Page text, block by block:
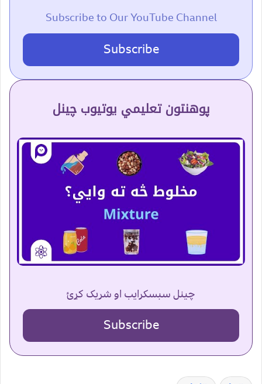
Subscribe to Our YouTube Channel
Subscribe
پوهنتون تعلیمي یوتیوب چینل
چینل سبسکرایب او شریک کړئ
Subscribe